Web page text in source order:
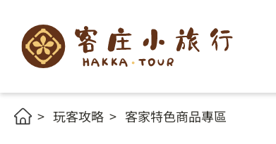
玩客攻略 客家特色商品專區